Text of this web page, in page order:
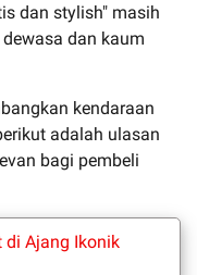
dan stylish" masih
dan kaum
kendaraan
adalah ulasan
bagi pembeli
di Ajang Ikonik